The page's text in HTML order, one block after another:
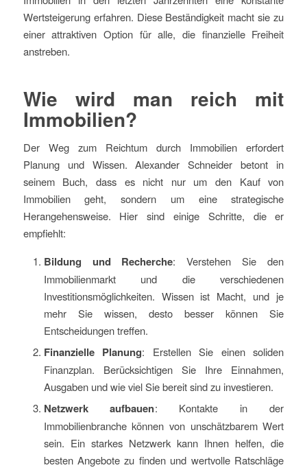
Wertsteigerung erfahren. Diese Beständigkeit macht sie zu
einer attraktiven Option für alle, die finanzielle Freiheit
anstreben.
Wie wird man reich mit
Immobilien?
Der Weg zum Reichtum durch Immobilien erfordert
Planung und Wissen. Alexander Schneider betont in
seinem Buch, dass es nicht nur um den Kauf von
Immobilien geht, sondern um eine strategische
Herangehensweise. Hier sind einige Schritte, die er
empfiehlt:
Bildung und Recherche: Verstehen Sie den
Immobilienmarkt und die verschiedenen
Investitionsmöglichkeiten. Wissen ist Macht, und je
mehr Sie wissen, desto besser können Sie
Entscheidungen treffen.
Finanzielle Planung: Erstellen Sie einen soliden
Finanzplan. Berücksichtigen Sie Ihre Einnahmen,
Ausgaben und wie viel Sie bereit sind zu investieren.
Netzwerk aufbauen: Kontakte in der
Immobilienbranche können von unschätzbarem Wert
sein. Ein starkes Netzwerk kann Ihnen helfen, die
besten Angebote zu finden und wertvolle Ratschläge